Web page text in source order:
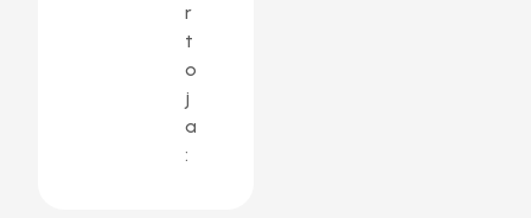
r
t
o
j
a
: